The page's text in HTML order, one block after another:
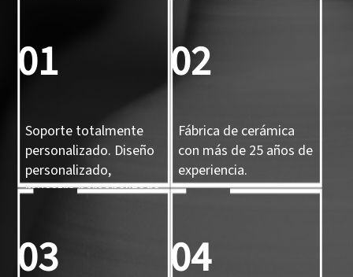
01
Soporte totalmente
personalizado. Diseño
personalizado,
muestra personalizada
02
Fábrica de cerámica
con más de 25 años de
experiencia.
03 04